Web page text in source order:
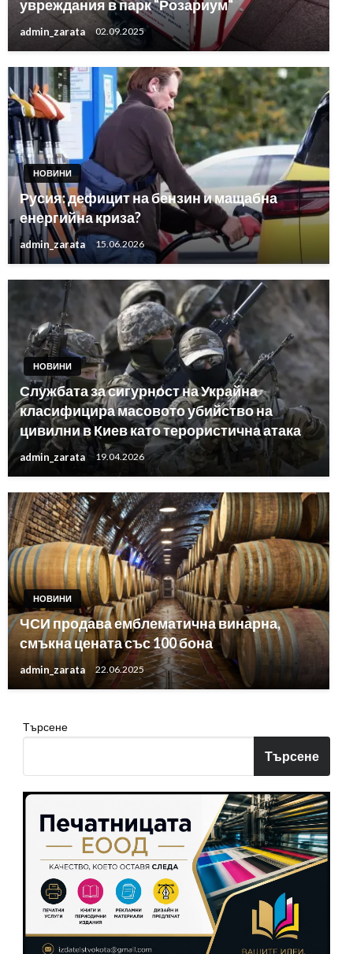
увреждания в парк “Розариум“
admin_zarata 02.09.2025
НОВИНИ
Русия: дефицит на бензин и мащабна
енергийна криза?
admin_zarata 15.06.2026
НОВИНИ
Службата за сигурност на Украйна
класифицира масовото убийство на
цивилни в Киев като терористична атака
admin_zarata 19.04.2026
НОВИНИ
ЧСИ продава емблематична винарна,
смъкна цената със 100 бона
admin_zarata 22.06.2025
Търсене
Търсене